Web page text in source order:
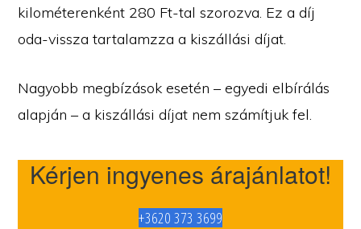
kilométerenként 280 Ft-tal szorozva. Ez a díj
oda-vissza tartalamzza a kiszállási díjat.
Nagyobb megbízások esetén – egyedi elbírálás
alapján – a kiszállási díjat nem számítjuk fel.
Kérjen ingyenes árajánlatot!
+3620 373 3699